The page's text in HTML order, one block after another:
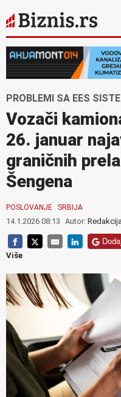
PROBLEMI SA EES
Vozači
26. januar
graničnih
Šengena
POSLOVANJE SRBIJA
14.1.2026 08:13 Autor:
Više